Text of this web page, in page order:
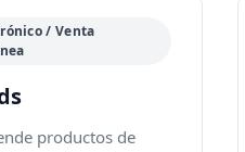
/ Venta
productos de